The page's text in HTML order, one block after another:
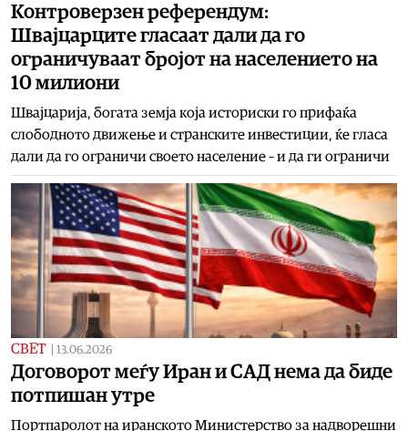
Контроверзен референдум:
Швајцарците гласаат дали да го
ограничуваат бројот на населението на
10 милиони
Швајцарија, богата земја која историски го прифаќа
слободното движење и странските инвестиции, ќе гласа
дали да го ограничи своето население – и да ги ограничи
СВЕТ 13.06.2026
Договорот меѓу Иран и САД нема да биде
потпишан утре
Портпаролот на иранското Министерство за надворешни